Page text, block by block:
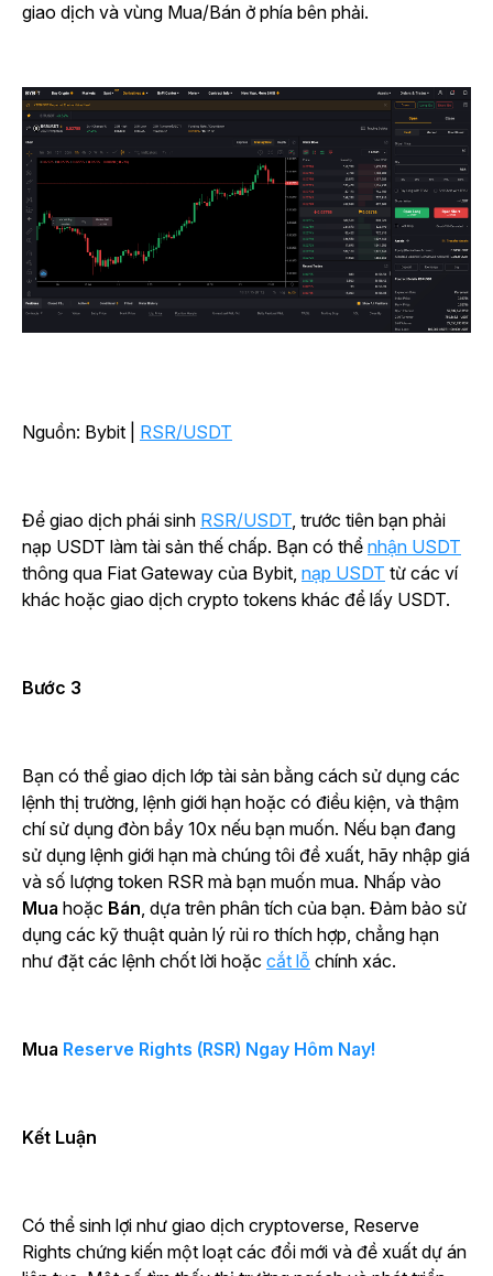
giao dịch và vùng Mua/Bán ở phía bên phải.
Nguồn: Bybit | RSR/USDT
Để giao dịch phái sinh RSR/USDT, trước tiên bạn phải
nạp USDT làm tài sản thế chấp. Bạn có thể nhận USDT
thông qua Fiat Gateway của Bybit, nạp USDT từ các ví
khác hoặc giao dịch crypto tokens khác để lấy USDT.
Bước 3
Bạn có thể giao dịch lớp tài sản bằng cách sử dụng các
lệnh thị trường, lệnh giới hạn hoặc có điều kiện, và thậm
chí sử dụng đòn bẩy 10x nếu bạn muốn. Nếu bạn đang
sử dụng lệnh giới hạn mà chúng tôi đề xuất, hãy nhập giá
và số lượng token RSR mà bạn muốn mua. Nhấp vào
Mua hoặc Bán, dựa trên phân tích của bạn. Đảm bảo sử
dụng các kỹ thuật quản lý rủi ro thích hợp, chẳng hạn
như đặt các lệnh chốt lời hoặc cắt lỗ chính xác.
Mua Reserve Rights (RSR) Ngay Hôm Nay!
Kết Luận
Có thể sinh lợi như giao dịch cryptoverse, Reserve
Rights chứng kiến một loạt các đổi mới và đề xuất dự án